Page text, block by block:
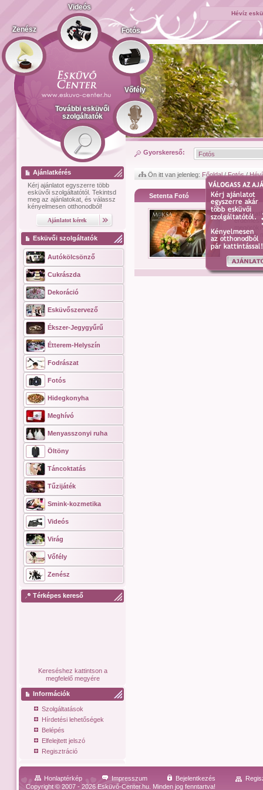
Hévíz
Zenész
Videós
Fotós
Vőfély
További esküvői
szolgáltatók
Ajánlatkérés
Kérj ajánlatot egyszerre több
esküvői szolgáltatótól. Tekintsd
meg az ajánlatokat, és válassz
kényelmesen otthonodból!
Esküvői szolgáltatók
Autókölcsönző
Cukrászda
Dekoráció
Esküvőszervező
Ékszer-Jegygyűrű
Étterem-Helyszín
Fodrászat
Fotós
Hidegkonyha
Meghívó
Menyasszonyi ruha
Öltöny
Táncoktatás
Tűzijáték
Smink-kozmetika
Videós
Virág
Vőfély
Zenész
Térképes kereső
Kereséshez kattintson a
megfelelő megyére
Információk
Szolgáltatások
Hírdetési lehetőségek
Belépés
Elfelejtett jelszó
Regisztráció
Gyorskereső:
Ön itt van jelenleg: Főoldal/Fotós/
Setenta Fotó
emlékek
Honlaptérkép Impresszum Bejelentkezés
Copyright © 2007 - 2026 Esküvő-Center.hu. Minden jog fenntartva!